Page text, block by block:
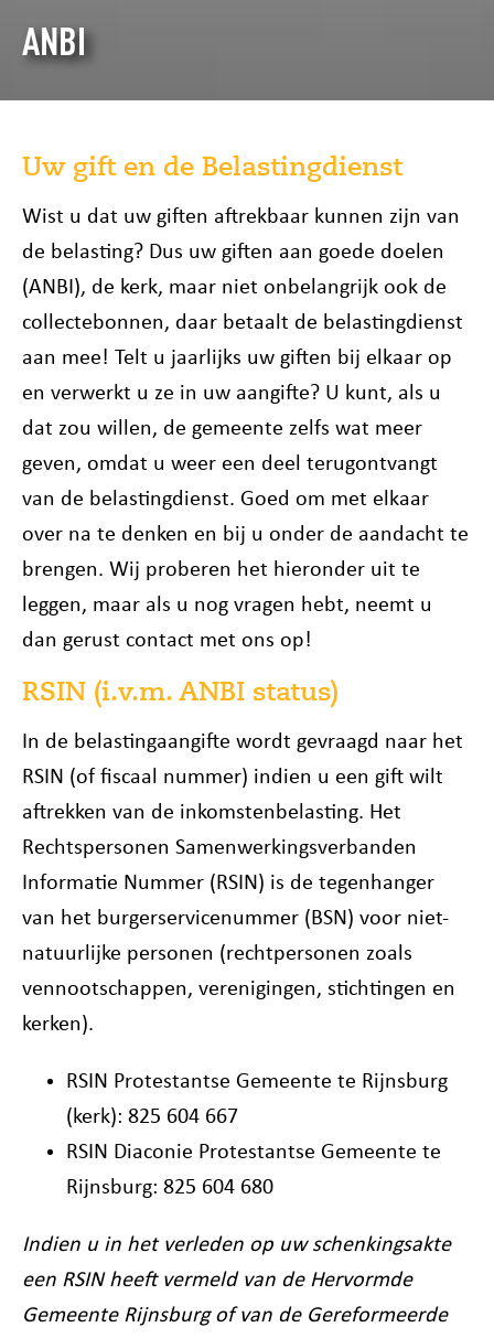
ANBI
Uw gift en de Belastingdienst
Wist u dat uw giften aftrekbaar kunnen zijn van
de belasting? Dus uw giften aan goede doelen
(ANBI), de kerk, maar niet onbelangrijk ook de
collectebonnen, daar betaalt de belastingdienst
aan mee! Telt u jaarlijks uw giften bij elkaar op
en verwerkt u ze in uw aangifte? U kunt, als u
dat zou willen, de gemeente zelfs wat meer
geven, omdat u weer een deel terugontvangt
van de belastingdienst. Goed om met elkaar
over na te denken en bij u onder de aandacht te
brengen. Wij proberen het hieronder uit te
leggen, maar als u nog vragen hebt, neemt u
dan gerust contact met ons op!
RSIN (i.v.m. ANBI status)
In de belastingaangifte wordt gevraagd naar het
RSIN (of fiscaal nummer) indien u een gift wilt
aftrekken van de inkomstenbelasting. Het
Rechtspersonen Samenwerkingsverbanden
Informatie Nummer (RSIN) is de tegenhanger
van het burgerservicenummer (BSN) voor niet-
natuurlijke personen (rechtpersonen zoals
vennootschappen, verenigingen, stichtingen en
kerken).
RSIN Protestantse Gemeente te Rijnsburg
(kerk): 825 604 667
RSIN Diaconie Protestantse Gemeente te
Rijnsburg: 825 604 680
Indien u in het verleden op uw schenkingsakte
een RSIN heeft vermeld van de Hervormde
Gemeente Rijnsburg of van de Gereformeerde